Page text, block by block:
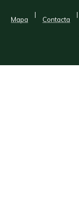
Mapa
|
Contacta
|